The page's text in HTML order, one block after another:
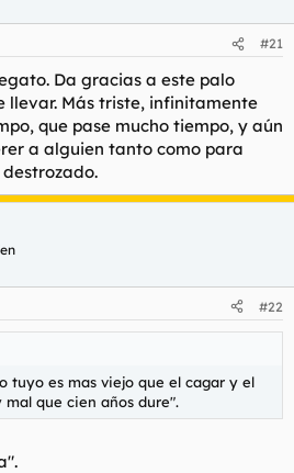
#21
Da gracias a este palo
llevar. Más triste, infinitamente
que pase mucho tiempo, y aún
a alguien tanto como para
#22
tuyo es mas viejo que el cagar y el
mal que cien años dure".